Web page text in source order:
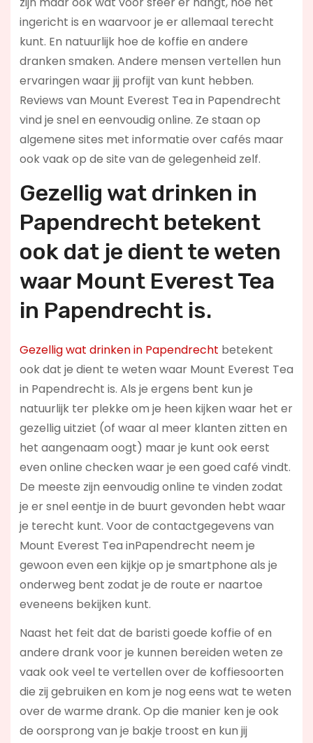
ingericht is en waarvoor je er allemaal terecht
kunt. En natuurlijk hoe de koffie en andere
dranken smaken. Andere mensen vertellen hun
ervaringen waar jij profijt van kunt hebben.
Reviews van Mount Everest Tea in Papendrecht
vind je snel en eenvoudig online. Ze staan op
algemene sites met informatie over cafés maar
ook vaak op de site van de gelegenheid zelf.
Gezellig wat drinken in
Papendrecht betekent
ook dat je dient te weten
waar Mount Everest Tea
in Papendrecht is.
Gezellig wat drinken in Papendrecht betekent
ook dat je dient te weten waar Mount Everest Tea
in Papendrecht is. Als je ergens bent kun je
natuurlijk ter plekke om je heen kijken waar het er
gezellig uitziet (of waar al meer klanten zitten en
het aangenaam oogt) maar je kunt ook eerst
even online checken waar je een goed café vindt.
De meeste zijn eenvoudig online te vinden zodat
je er snel eentje in de buurt gevonden hebt waar
je terecht kunt. Voor de contactgegevens van
Mount Everest Tea inPapendrecht neem je
gewoon even een kijkje op je smartphone als je
onderweg bent zodat je de route er naartoe
eveneens bekijken kunt.
Naast het feit dat de baristi goede koffie of en
andere drank voor je kunnen bereiden weten ze
vaak ook veel te vertellen over de koffiesoorten
die zij gebruiken en kom je nog eens wat te weten
over de warme drank. Op die manier ken je ook
de oorsprong van je bakje troost en kun jij